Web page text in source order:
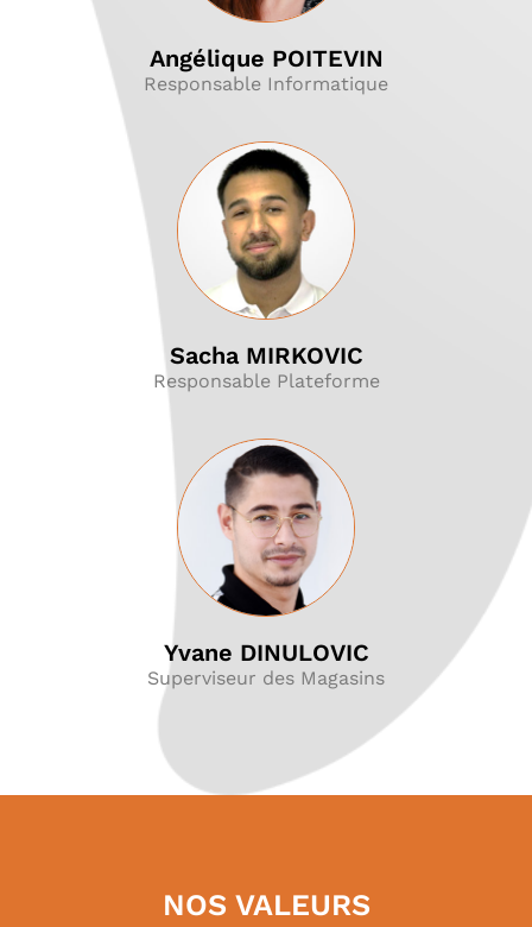
Angélique POITEVIN
Responsable Informatique
Sacha MIRKOVIC
Responsable Plateforme
Yvane DINULOVIC
Superviseur des Magasins
NOS VALEURS